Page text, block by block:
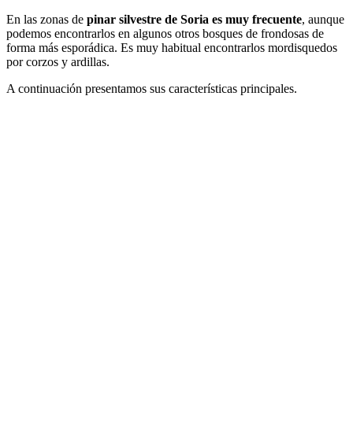
En las zonas de pinar silvestre de Soria es muy frecuente, aunque
podemos encontrarlos en algunos otros bosques de frondosas de
forma más esporádica. Es muy habitual encontrarlos mordisquedos
por corzos y ardillas.
A continuación presentamos sus características principales.